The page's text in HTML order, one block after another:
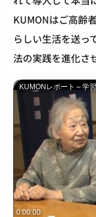
KUMONはご高齢
らしい生活を送っ
法の実践を進化さ
KUMONレポート～学
0:00:00